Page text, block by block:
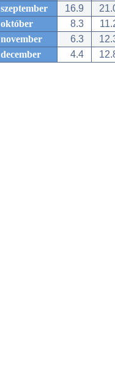
szeptember
16.9
október
8.3
november
6.3
december
4.4